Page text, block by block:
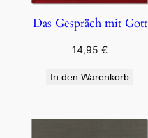
Das Gespräch mit Gott
14,95€
In den Warenkorb